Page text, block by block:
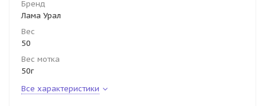
Бренд
Лама Урал
Вес
50
Вес мотка
50г
Все характеристики